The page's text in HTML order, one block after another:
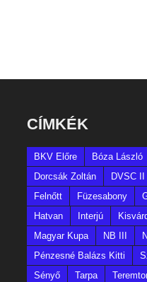
CÍMKÉK
BKV Előre Bóza László
Dorcsák Zoltán
DVSC II
Felnőtt
Füzesabony
Hatvan
Interjú
Magyar Kupa
NB III
Pénzesné Balázs Kitti
Sényő
Tarpa